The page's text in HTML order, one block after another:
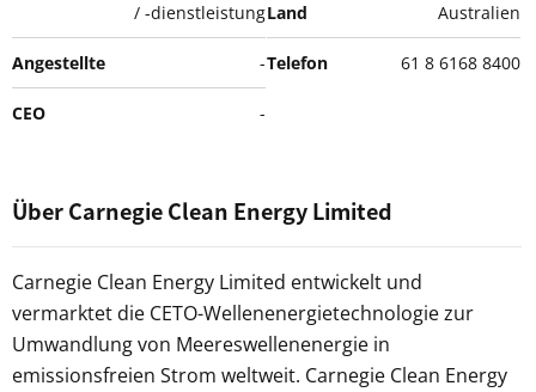
/ -dienstleistung
Angestellte -
CEO -
Land Australien
Telefon 61 8 6168 8400
Über Carnegie Clean Energy Limited
Carnegie Clean Energy Limited entwickelt und
vermarktet die CETO-Wellenenergietechnologie zur
Umwandlung von Meereswellenenergie in
emissionsfreien Strom weltweit. Carnegie Clean Energy